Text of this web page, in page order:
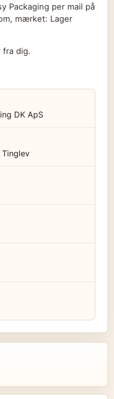
Packaging per mail på
mærket: Lager
dig.
DK ApS